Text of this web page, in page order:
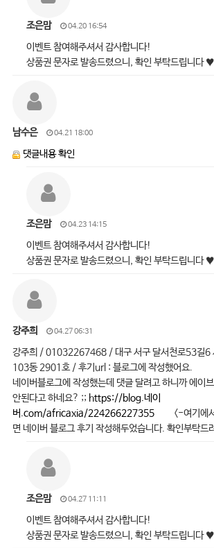
조은맘 04.20 16:54
이벤트 참여해주셔서 감사합니다!
상품권 문자로 발송드렸으니, 확인 부탁드립니다 ♥
남수은 04.21 18:00
댓글내용 확인
조은맘 04.23 14:15
이벤트 참여해주셔서 감사합니다!
상품권 문자로 발송드렸으니, 확인 부탁드립니다 ♥
강주희 04.27 06:31
강주희 / 01032267468 / 대구 서구 달서천로53길6
103동 2901호 / 후기url : 블로그에 작성했어요.
네이버블로그에 작성했는데 댓글 달려고 하니까 에이
안된다고 하네요? ;; https://blog.네이
버.com/africaxia/224266227355<-여기에서
면 네이버 블로그 후기 작성해두었습니다. 확인부탁드
조은맘 04.27 11:11
이벤트 참여해주셔서 감사합니다!
상품권 문자로 발송드렸으니, 확인 부탁드립니다 ♥